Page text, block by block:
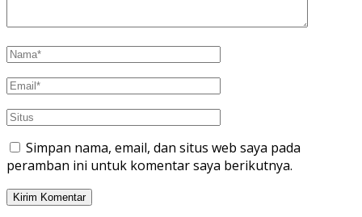
Simpan nama, email, dan situs web saya pada
peramban ini untuk komentar saya berikutnya.